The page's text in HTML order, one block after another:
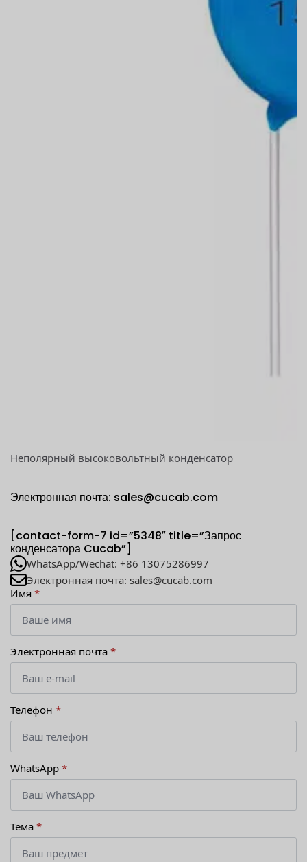
Неполярный высоковольтный конденсатор
Электронная почта: sales@cucab.com
[contact-form-7 id=”5348″ title=”Запрос
конденсатора Cucab”]
WhatsApp/Wechat: +86 13075286997
Электронная почта: sales@cucab.com
Имя *
Электронная почта *
Телефон *
WhatsApp *
Тема *